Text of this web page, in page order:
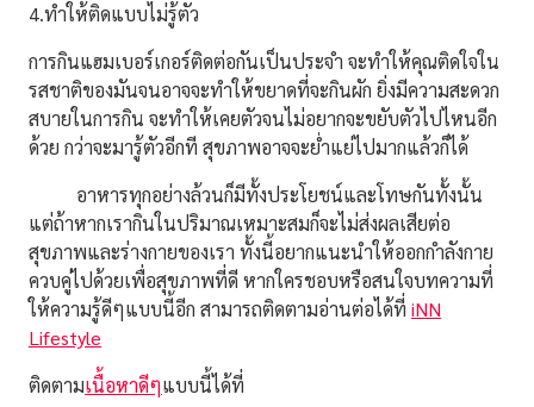
4.ทำให้ติดแบบไม่รู้ตัว
การกินแฮมเบอร์เกอร์ติดต่อกันเป็นประจำ จะทำให้คุณติดใจใน
รสชาติของมันจนอาจจะทำให้ขยาดที่จะกินผัก ยิ่งมีความสะดวก
สบายในการกิน จะทำให้เคยตัวจนไม่อยากจะขยับตัวไปไหนอีก
ด้วย กว่าจะมารู้ตัวอีกที สุขภาพอาจจะย่ำแย่ไปมากแล้วก็ได้
อาหารทุกอย่างล้วนก็มีทั้งประโยชน์และโทษกันทั้งนั้น
แต่ถ้าหากเรากินในปริมาณเหมาะสมก็จะไม่ส่งผลเสียต่อ
สุขภาพและร่างกายของเรา ทั้งนี้อยากแนะนำให้ออกกำลังกาย
ควบคู่ไปด้วยเพื่อสุขภาพที่ดีหากใครชอบหรือสนใจบทความที่
ให้ความรู้ดีๆแบบนี้อีก สามารถติดตามอ่านต่อได้ที่ iNN
Lifestyle
ติดตามเนื้อหาดีๆแบบนี้ได้ที่